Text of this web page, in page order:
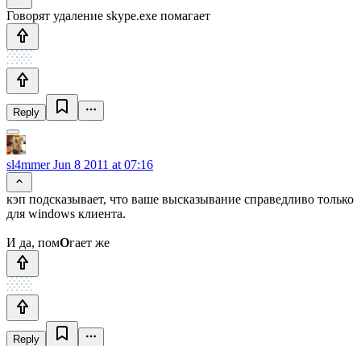
Говорят удаление skype.exe помагает
Reply
sl4mmerJun 8 2011 at 07:16
кэп подсказывает, что ваше высказывание справедливо только
для windows клиента.
И да, помОгает же
Reply